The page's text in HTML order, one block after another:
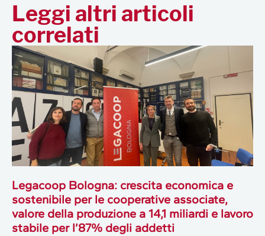
Leggi altri articoli
correlati
Legacoop Bologna: crescita economica e
sostenibile per le cooperative associate,
valore della produzione a 14,1 miliardi e lavoro
stabile per l’87% degli addetti